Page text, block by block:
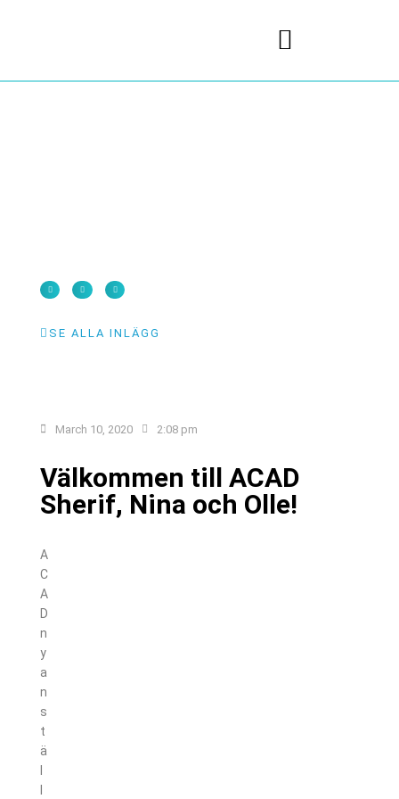
March 10, 2020 2:08 pm
Välkommen till ACAD
Sherif, Nina och Olle!
A
C
A
D
n
y
a
n
s
t
ä
l
l
SE ALLA INLÄGG